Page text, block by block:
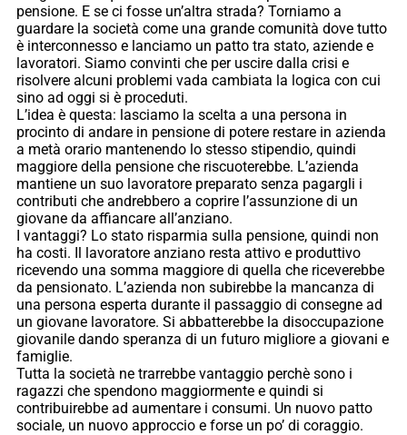
pensione. E se ci fosse un’altra strada? Torniamo a
guardare la società come una grande comunità dove tutto
è interconnesso e lanciamo un patto tra stato, aziende e
lavoratori. Siamo convinti che per uscire dalla crisi e
risolvere alcuni problemi vada cambiata la logica con cui
sino ad oggi si è proceduti.
L’idea è questa: lasciamo la scelta a una persona in
procinto di andare in pensione di potere restare in azienda
a metà orario mantenendo lo stesso stipendio, quindi
maggiore della pensione che riscuoterebbe. L’azienda
mantiene un suo lavoratore preparato senza pagargli i
contributi che andrebbero a coprire l’assunzione di un
giovane da affiancare all’anziano.
I vantaggi? Lo stato risparmia sulla pensione, quindi non
ha costi. Il lavoratore anziano resta attivo e produttivo
ricevendo una somma maggiore di quella che riceverebbe
da pensionato. L’azienda non subirebbe la mancanza di
una persona esperta durante il passaggio di consegne ad
un giovane lavoratore. Si abbatterebbe la disoccupazione
giovanile dando speranza di un futuro migliore a giovani e
famiglie.
Tutta la società ne trarrebbe vantaggio perchè sono i
ragazzi che spendono maggiormente e quindi si
contribuirebbe ad aumentare i consumi. Un nuovo patto
sociale, un nuovo approccio e forse un po’ di coraggio.